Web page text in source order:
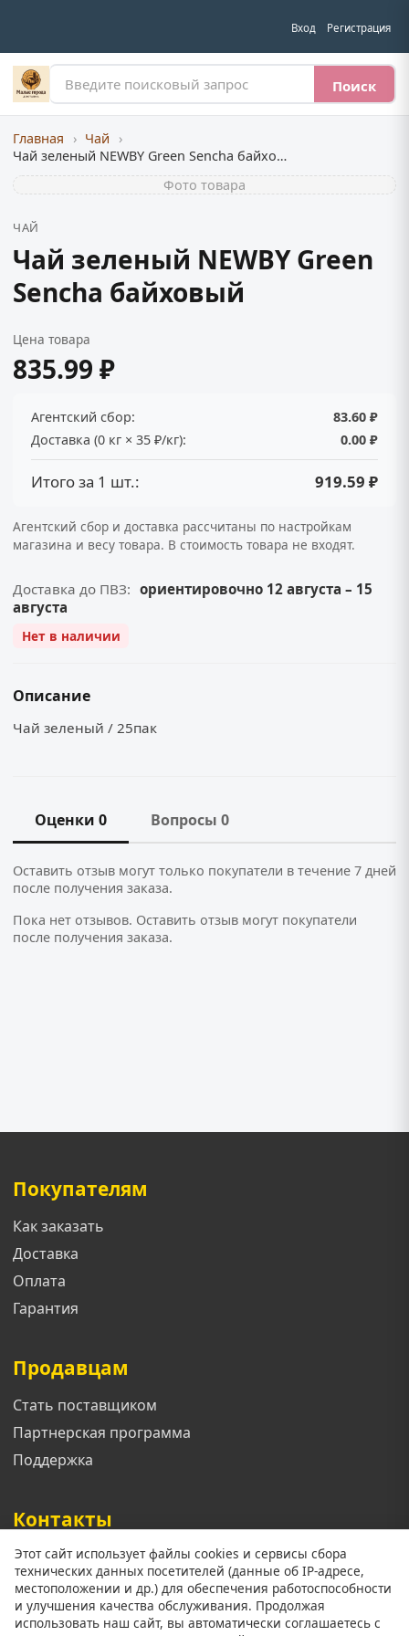
Вход Регистрация
Поиск
Главная › Чай
›
Чай зеленый NEWBY Green Sencha байховый
Фото товара
ЧАЙ
Чай зеленый NEWBY Green
Sencha байховый
Цена товара
835.99 ₽
Агентский сбор:
83.60 ₽
Доставка (0 кг × 35 ₽/кг):
0.00 ₽
Итого за 1 шт.: 919.59 ₽
Агентский сбор и доставка рассчитаны по настройкам
магазина и весу товара. В стоимость товара не входят.
Доставка до ПВЗ: ориентировочно 12 августа – 15
августа
Нет в наличии
Описание
Чай зеленый / 25пак
Оценки 0 Вопросы 0
Оставить отзыв могут только покупатели в течение 7 дней
после получения заказа.
Пока нет отзывов. Оставить отзыв могут покупатели
после получения заказа.
Покупателям
Как заказать
Доставка
Оплата
Гарантия
Продавцам
Стать поставщиком
Партнерская программа
Поддержка
Контакты
Телефон: +7 913 833 1461
Email: support@mgoroda.ru
Адрес: г. Красноярск ул. (Добавить позже)
Этот сайт использует файлы cookies и сервисы сбора
технических данных посетителей (данные об IP-адресе,
местоположении и др.) для обеспечения работоспособности
и улучшения качества обслуживания. Продолжая
использовать наш сайт, вы автоматически соглашаетесь с